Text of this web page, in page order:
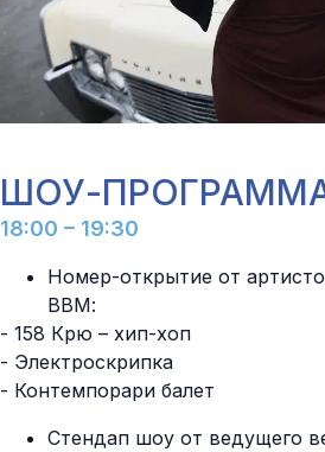
ШОУ-
18:00 – 19:30
Номер-открытие от
ВВМ:
- 158 Крю – хип-хоп
- Электроскрипка
- Контемпорари балет
Стендап шоу от ведущего